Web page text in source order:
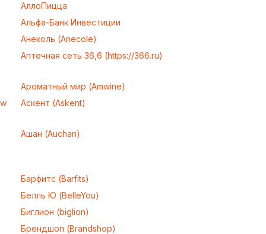
АллоПицца
Альфа-Банк Инвестиции
Анеколь (Anecole)
Аптечная сеть 36,6 (https://366.ru)
Ароматный мир (Amwine)
Аскент (Askent)
Ашан (Auchan)
Барфитс (Barfits)
Белль Ю (BelleYou)
Биглион (biglion)
Брендшоп (Brandshop)